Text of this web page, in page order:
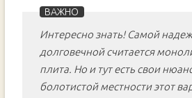
Интересно знать! Самой
долговечной считается
плита. Но и тут есть свои
болотистой местности этот